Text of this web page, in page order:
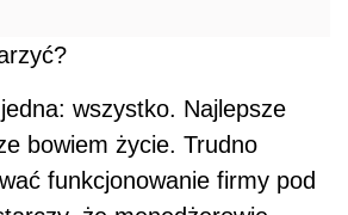
wszystko. Najlepsze
bowiem życie. Trudno
funkcjonowanie firmy pod